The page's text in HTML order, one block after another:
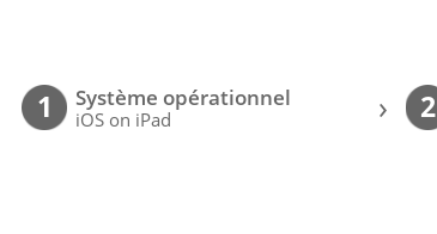
1 Système opérationnel
iOS on iPad › 2